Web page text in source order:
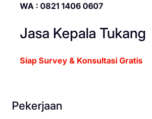
WA : 0821 1406 0607
Jasa Kepala Tukang
Siap Survey & Konsultasi Gratis
Pekerjaan